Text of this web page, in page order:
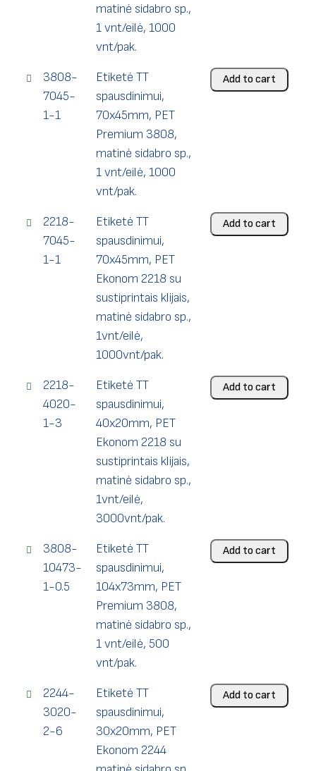
matinė sidabro sp.,
1 vnt/eilė, 1000
vnt/pak.
3808-
7045-
1-1
Etiketė TT
spausdinimui,
70x45mm, PET
Premium 3808,
matinė sidabro sp.,
1 vnt/eilė, 1000
vnt/pak.
Add to cart
2218-
7045-
1-1
Etiketė TT
spausdinimui,
70x45mm, PET
Ekonom 2218 su
sustiprintais klijais,
matinė sidabro sp.,
1vnt/eilė,
1000vnt/pak.
Add to cart
2218-
4020-
1-3
Etiketė TT
spausdinimui,
40x20mm, PET
Ekonom 2218 su
sustiprintais klijais,
matinė sidabro sp.,
1vnt/eilė,
3000vnt/pak.
Add to cart
3808-
10473-
1-0.5
Etiketė TT
spausdinimui,
104x73mm, PET
Premium 3808,
matinė sidabro sp.,
1 vnt/eilė, 500
vnt/pak.
Add to cart
2244-
3020-
2-6
Etiketė TT
spausdinimui,
30x20mm, PET
Ekonom 2244
Add to cart